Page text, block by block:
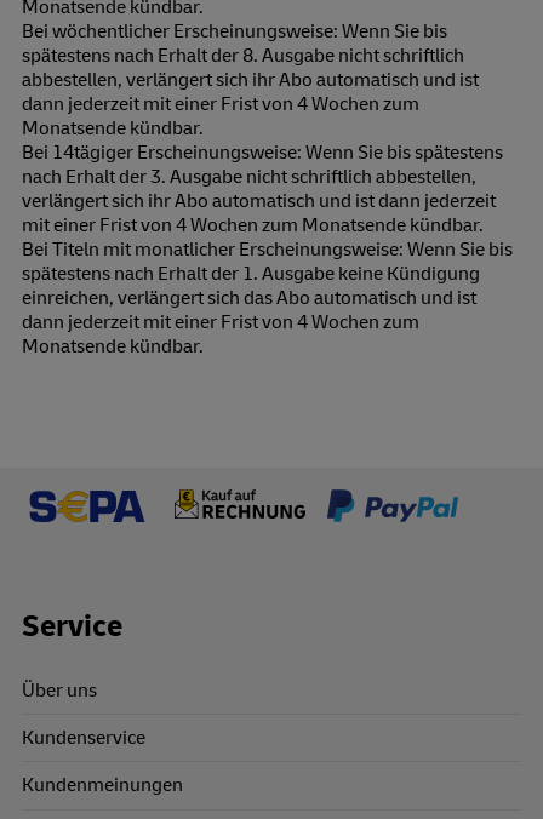
Monatsende kündbar.
Bei wöchentlicher Erscheinungsweise: Wenn Sie bis
spätestens nach Erhalt der 8. Ausgabe nicht schriftlich
abbestellen, verlängert sich ihr Abo automatisch und ist
dann jederzeit mit einer Frist von 4 Wochen zum
Monatsende kündbar.
Bei 14tägiger Erscheinungsweise: Wenn Sie bis spätestens
nach Erhalt der 3. Ausgabe nicht schriftlich abbestellen,
verlängert sich ihr Abo automatisch und ist dann jederzeit
mit einer Frist von 4 Wochen zum Monatsende kündbar.
Bei Titeln mit monatlicher Erscheinungsweise: Wenn Sie bis
spätestens nach Erhalt der 1. Ausgabe keine Kündigung
einreichen, verlängert sich das Abo automatisch und ist
dann jederzeit mit einer Frist von 4 Wochen zum
Monatsende kündbar.
Footer Links
Service
Über uns
Kundenservice
Kundenmeinungen